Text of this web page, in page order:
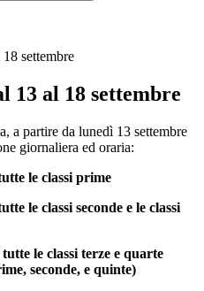
settembre
13 al 18 settembre
a partire da lunedì 13 settembre
giornaliera ed oraria:
le classi prime
le classi seconde e le classi
le classi terze e quarte
seconde, e quinte)